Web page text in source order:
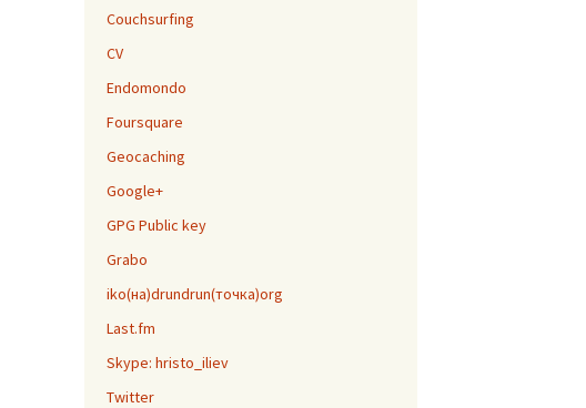
Couchsurfing
CV
Endomondo
Foursquare
Geocaching
Google+
GPG Public key
Grabo
iko(на)drundrun(точка)org
Last.fm
Skype: hristo_iliev
Twitter